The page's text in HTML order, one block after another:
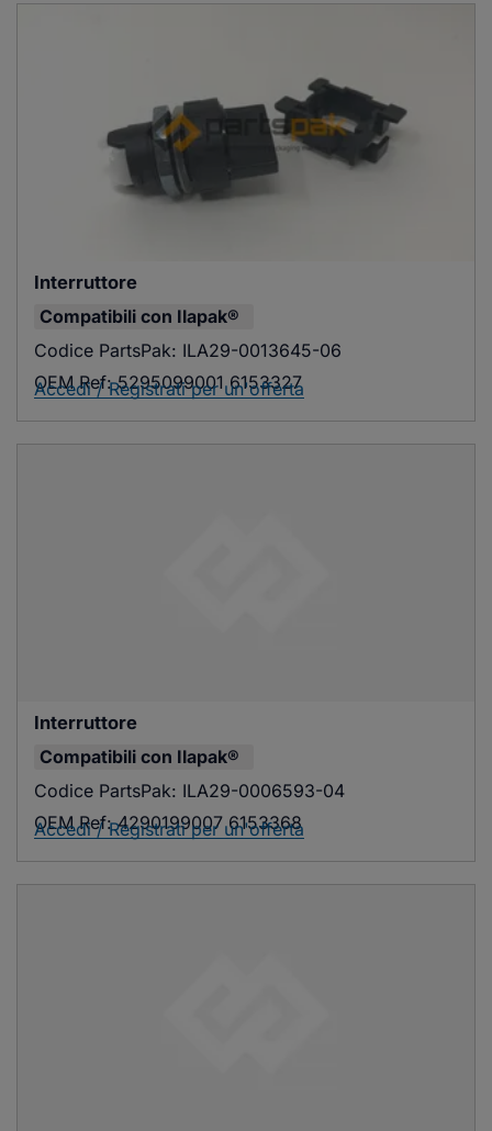
Interruttore
Compatibili con Ilapak®
Codice PartsPak: ILA29-0013645-06
OEM Ref: 5295099001 6153327
Accedi / Registrati per un'offerta
Interruttore
Compatibili con Ilapak®
Codice PartsPak: ILA29-0006593-04
OEM Ref: 4290199007 6153368
Accedi / Registrati per un'offerta